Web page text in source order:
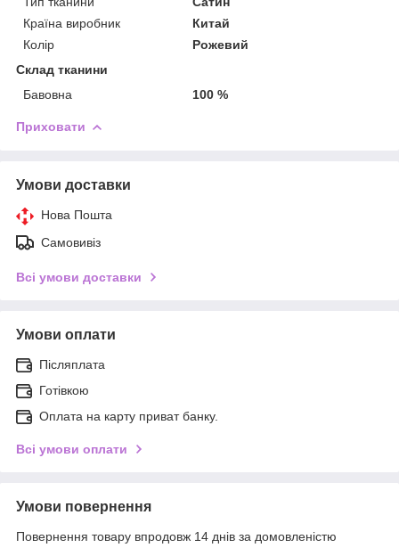
Країна виробник
Китай
Колір
Рожевий
Склад тканини
Бавовна
100 %
Приховати
Умови доставки
Нова Пошта
Самовивіз
Всі умови доставки
Умови оплати
Післяплата
Готівкою
Оплата на карту приват банку.
Всі умови оплати
Умови повернення
Повернення товару впродовж 14 днів за домовленістю